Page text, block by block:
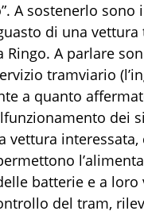
A sostenerlo
di una
Ringo. A parlare
tramviario
a quanto
dei
vettura
batterie e a
del tram,